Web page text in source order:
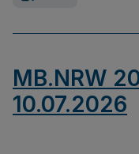
MB.NRW
10.07.2026